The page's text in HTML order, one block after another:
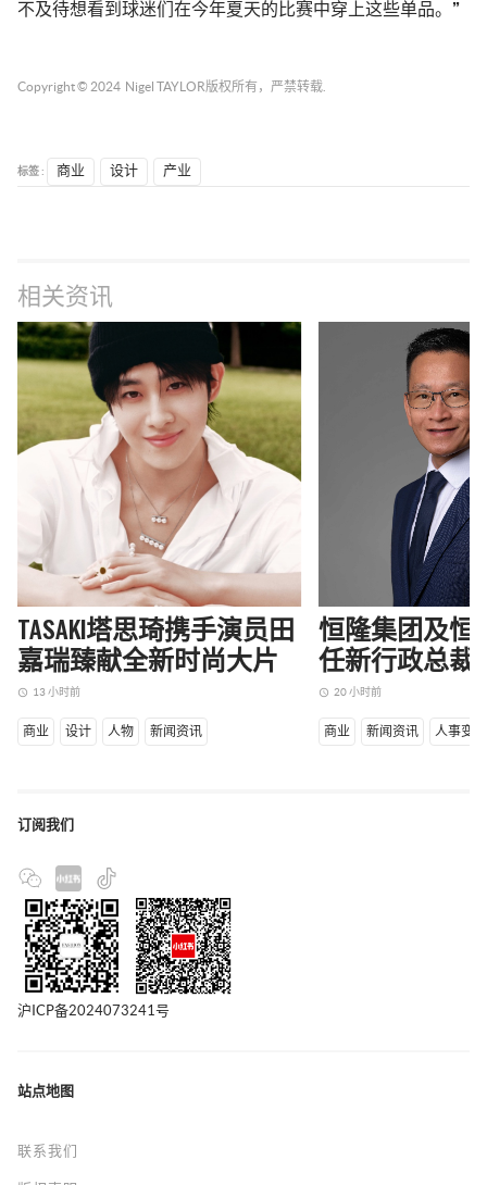
不及待想看到球迷们在今年夏天的比赛中穿上这些单品。”
Copyright © 2024 Nigel TAYLOR 版权所有，严禁转载.
标签 : 商业 设计 产业
相关资讯
TASAKI塔思琦携手演员田
嘉瑞臻献全新时尚大片
access_time 13 小时前
商业 设计 人物 新闻资讯
恒隆集团及恒
任新行政总裁
access_time 20 小时前
商业 新闻资讯 人事变动
订阅我们
沪ICP备2024073241号
站点地图
联系我们